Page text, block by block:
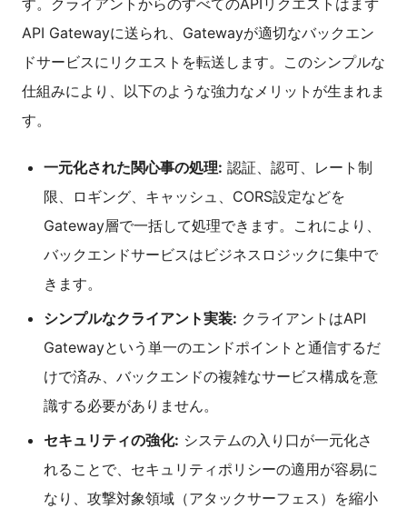
す。クライアントからのすべてのAPIリクエストはまず
API Gatewayに送られ、Gatewayが適切なバックエン
ドサービスにリクエストを転送します。このシンプルな
仕組みにより、以下のような強力なメリットが生まれま
す。
一元化された関心事の処理: 認証、認可、レート制
限、ロギング、キャッシュ、CORS設定などを
Gateway層で一括して処理できます。これにより、
バックエンドサービスはビジネスロジックに集中で
きます。
シンプルなクライアント実装: クライアントはAPI
Gatewayという単一のエンドポイントと通信するだ
けで済み、バックエンドの複雑なサービス構成を意
識する必要がありません。
セキュリティの強化: システムの入り口が一元化さ
れることで、セキュリティポリシーの適用が容易に
なり、攻撃対象領域（アタックサーフェス）を縮小